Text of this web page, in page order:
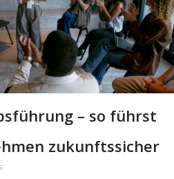
– so führst
zukunftssicher